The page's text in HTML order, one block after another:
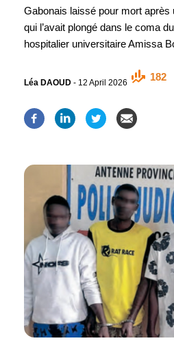
Gabonais laissé pour mort après
qui l’avait plongé dans le coma
hospitalier universitaire Amissa
Léa DAOUD - 12 April 2026
182